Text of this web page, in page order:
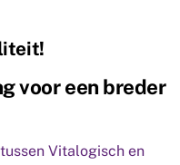
voor een breder
Vitalogisch en